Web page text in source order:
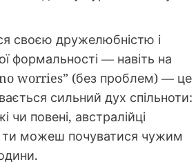
своєю дружелюбністю і
формальності — навіть на
worries” (без проблем) — це
сильний дух спільноти:
чи повені, австралійці
ти можеш почуватися чужим